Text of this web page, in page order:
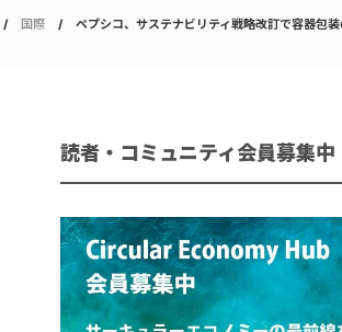
国際 ペプシコ、サステナビリティ戦略改訂で容器包
読者・コミュニティ会員募集中